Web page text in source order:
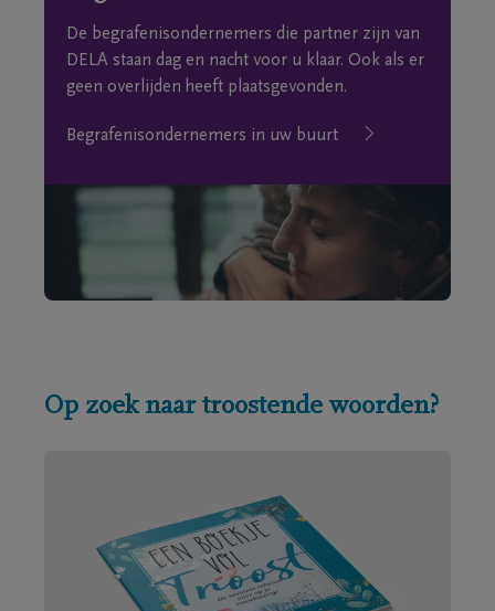
De begrafenisondernemers die partner zijn van
DELA staan dag en nacht voor u klaar. Ook als er
geen overlijden heeft plaatsgevonden.
Begrafenisondernemers in uw buurt
Op zoek naar troostende woorden?